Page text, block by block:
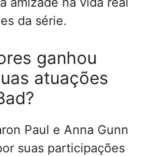
da série.
ganhou
atuações
Paul e Anna Gunn
suas participações